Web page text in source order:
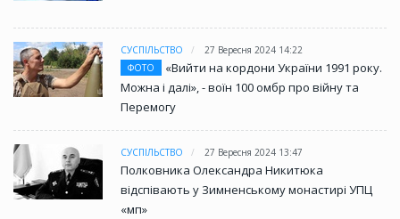
СУСПІЛЬСТВО
27 Вересня 2024 14:22
ФОТО
«Вийти на кордони України 1991 року.
Можна і далі», - воїн 100 омбр про війну та
Перемогу
СУСПІЛЬСТВО 27 Вересня 2024 13:47
Полковника Олександра Никитюка
відспівають у Зимненському монастирі УПЦ
«мп»